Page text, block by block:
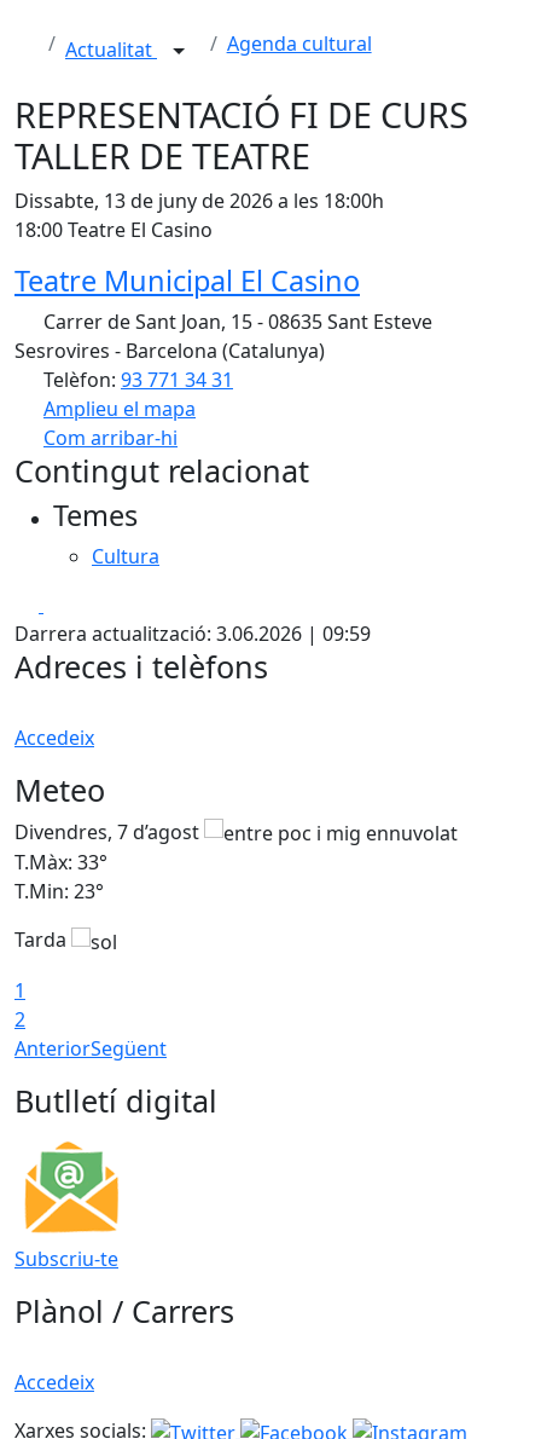
Actualitat Agenda cultural
REPRESENTACIÓ FI DE CURS
TALLER DE TEATRE
Dissabte, 13 de juny de 2026 a les 18:00h
18:00 Teatre El Casino
Teatre Municipal El Casino
Carrer de Sant Joan, 15 - 08635 Sant Esteve
Sesrovires - Barcelona (Catalunya)
Telèfon: 93 771 34 31
Amplieu el mapa
Com arribar-hi
+
Contingut relacionat
Temes
Cultura
Darrera actualització: 3.06.2026 | 09:59
Adreces i telèfons
Accedeix
Meteo
Divendres, 7 d’agost
T.Màx: 33°
T.Min: 23°
Tarda
1
2
AnteriorSegüent
Butlletí digital
Subscriu-te
Plànol / Carrers
Accedeix
Xarxes socials: